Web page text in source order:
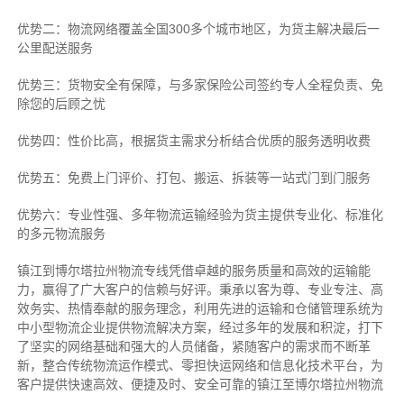
优势二：物流网络覆盖全国300多个城市地区，为货主解决最后一
公里配送服务
优势三：货物安全有保障，与多家保险公司签约专人全程负责、免
除您的后顾之忧
优势四：性价比高，根据货主需求分析结合优质的服务透明收费
优势五：免费上门评价、打包、搬运、拆装等一站式门到门服务
优势六：专业性强、多年物流运输经验为货主提供专业化、标准化
的多元物流服务
镇江到博尔塔拉州物流专线凭借卓越的服务质量和高效的运输能
力，赢得了广大客户的信赖与好评。 秉承以客为尊、专业专注、高
效务实、热情奉献的服务理念，利用先进的运输和仓储管理系统为
中小型物流企业提供物流解决方案，经过多年的发展和积淀，打下
了坚实的网络基础和强大的人员储备，紧随客户的需求而不断革
新，整合传统物流运作模式、零担快运网络和信息化技术平台，为
客户提供快速高效、便捷及时、安全可靠的镇江至博尔塔拉州物流